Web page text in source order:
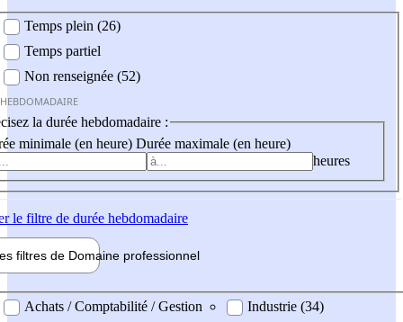
Temps plein (26)
Temps partiel
Non renseignée (52)
la durée hebdomadaire :
minimale (en heure) Durée maximale (en heure)
heures
le filtre de durée hebdomadaire
filtres de Domaine professionnel
professionel
Achats / Comptabilité / Gestion
Industrie (34)